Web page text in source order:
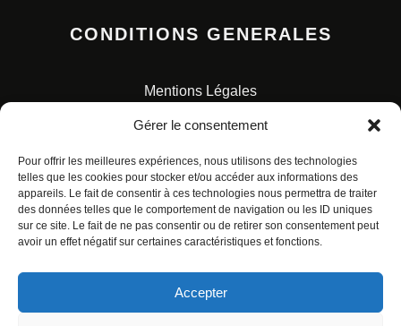
Gérer le consentement
Pour offrir les meilleures expériences, nous utilisons des technologies
telles que les cookies pour stocker et/ou accéder aux informations des
appareils. Le fait de consentir à ces technologies nous permettra de traiter
des données telles que le comportement de navigation ou les ID uniques
sur ce site. Le fait de ne pas consentir ou de retirer son consentement peut
avoir un effet négatif sur certaines caractéristiques et fonctions.
Accepter
CONDITIONS GENERALES
Mentions Légales
Charte pour la protection des données personnelles
© ALL RIGHTS RESERVED. URBAN COMICS POUR LES